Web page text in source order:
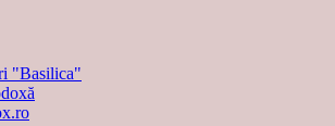
"Basilica"